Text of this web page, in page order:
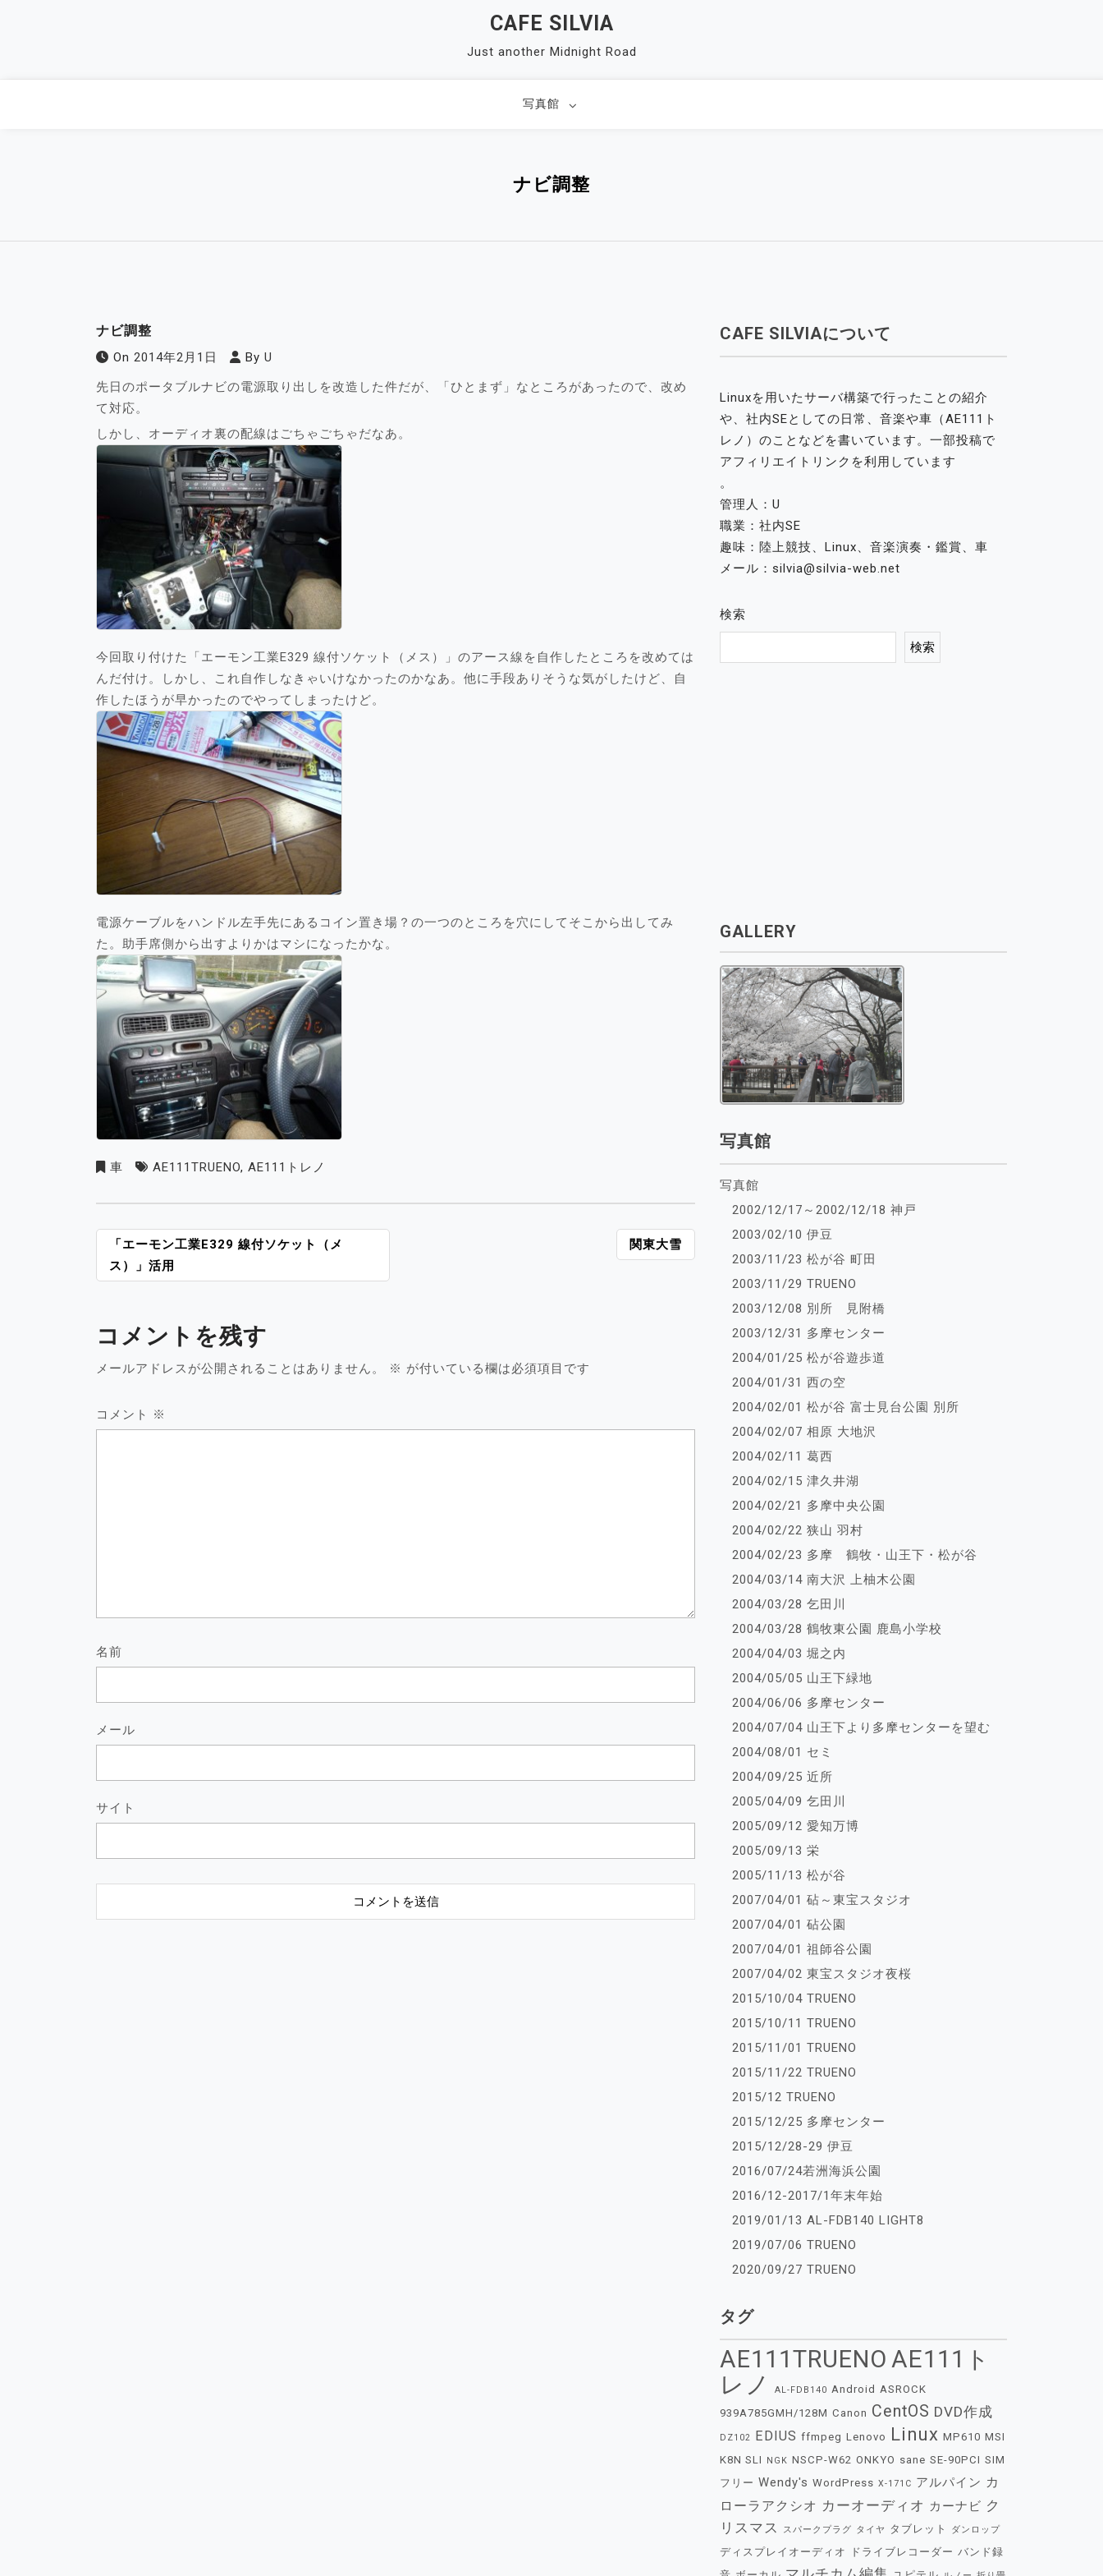
CAFE SILVIA
Just another Midnight Road
写真館
ナビ調整
ナビ調整
On 2014年2月1日 By U
先日のポータブルナビの電源取り出しを改造した件だが、「ひとまず」なところがあったので、改め
て対応。
しかし、オーディオ裏の配線はごちゃごちゃだなあ。
今回取り付けた「エーモン工業E329 線付ソケット（メス）」のアース線を自作したところを改めては
んだ付け。しかし、これ自作しなきゃいけなかったのかなあ。他に手段ありそうな気がしたけど、自
作したほうが早かったのでやってしまったけど。
電源ケーブルをハンドル左手先にあるコイン置き場？の一つのところを穴にしてそこから出してみ
た。助手席側から出すよりかはマシになったかな。
車 AE111TRUENO, AE111トレノ
投
稿
ナ
ゲ
ー
シ
「エーモン工業E329 線付ソケット（メ
ス）」活用
関東大雪
コメントを残す
メールアドレスが公開されることはありません。 ※ が付いている欄は必須項目です
コメント ※
名前
メール
サイト
CAFE SILVIAについて
Linuxを用いたサーバ構築で行ったことの紹介
や、社内SEとしての日常、音楽や車（AE111ト
レノ）のことなどを書いています。一部投稿で
アフィリエイトリンクを利用しています
。
管理人：U
職業：社内SE
趣味：陸上競技、Linux、音楽演奏・鑑賞、車
メール：silvia@silvia-web.net
検索
検索
GALLERY
写真館
写真館
2002/12/17～2002/12/18 神戸
2003/02/10 伊豆
2003/11/23 松が谷 町田
2003/11/29 TRUENO
2003/12/08 別所 見附橋
2003/12/31 多摩センター
2004/01/25 松が谷遊歩道
2004/01/31 西の空
2004/02/01 松が谷 富士見台公園 別所
2004/02/07 相原 大地沢
2004/02/11 葛西
2004/02/15 津久井湖
2004/02/21 多摩中央公園
2004/02/22 狭山 羽村
2004/02/23 多摩 鶴牧・山王下・松が谷
2004/03/14 南大沢 上柚木公園
2004/03/28 乞田川
2004/03/28 鶴牧東公園 鹿島小学校
2004/04/03 堀之内
2004/05/05 山王下緑地
2004/06/06 多摩センター
2004/07/04 山王下より多摩センターを望む
2004/08/01 セミ
2004/09/25 近所
2005/04/09 乞田川
2005/09/12 愛知万博
2005/09/13 栄
2005/11/13 松が谷
2007/04/01 砧～東宝スタジオ
2007/04/01 砧公園
2007/04/01 祖師谷公園
2007/04/02 東宝スタジオ夜桜
2015/10/04 TRUENO
2015/10/11 TRUENO
2015/11/01 TRUENO
2015/11/22 TRUENO
2015/12 TRUENO
2015/12/25 多摩センター
2015/12/28-29 伊豆
2016/07/24若洲海浜公園
2016/12-2017/1年末年始
2019/01/13 AL-FDB140 LIGHT8
2019/07/06 TRUENO
2020/09/27 TRUENO
タグ
AE111TRUENO AE111ト
レノ
AL-FDB140 Android ASROCK
939A785GMH/128M Canon CentOS DVD作成
DZ102 EDIUS ffmpeg Lenovo Linux MP610 MSI
K8N SLI
NGK NSCP-W62 ONKYO sane SE-90PCI SIM
フリー Wendy's WordPress X-171C アルパイン カ
ローラアクシオ カーオーディオ カーナビ ク
リスマス
スパークプラグ タイヤ タブレット ダンロップ
ディスプレイオーディオ ドライブレコーダー バンド録